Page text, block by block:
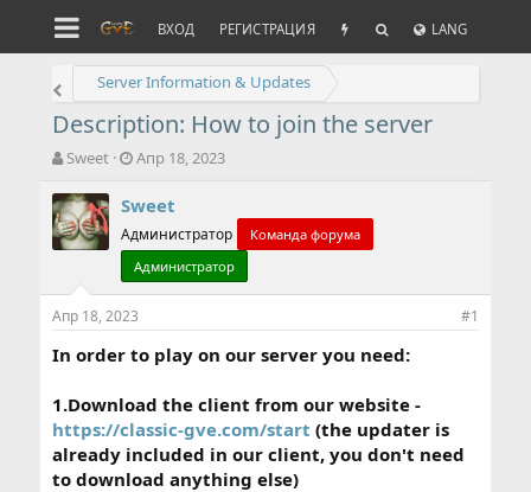
ВХОД РЕГИСТРАЦИЯ LANG
Server Information & Updates
Description: How to join the server
А
т
о
р
ы
Sweet
Д
т
н
а
ч
а
л
а
Апр 18, 2023
Sweet
Администратор
Команда форума
Администратор
Апр 18, 2023 #1
In order to play on our server you need:
1.Download the client from our website -
https://classic-gve.com/start (the updater is
already included in our client, you don't need
to download anything else)